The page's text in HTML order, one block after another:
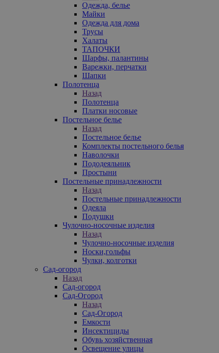
Одежда, белье
Майки
Одежда для дома
Трусы
Халаты
ТАПОЧКИ
Шарфы, палантины
Варежки, перчатки
Шапки
Полотенца
Назад
Полотенца
Платки носовые
Постельное белье
Назад
Постельное белье
Комплекты постельного белья
Наволочки
Пододеяльник
Простыни
Постельные принадлежности
Назад
Постельные принадлежности
Одеяла
Подушки
Чулочно-носочные изделия
Назад
Чулочно-носочные изделия
Носки,гольфы
Чулки, колготки
Сад-огород
Назад
Сад-огород
Сад-Огород
Назад
Сад-Огород
Емкости
Инсектициды
Обувь хозяйственная
Освещение улицы